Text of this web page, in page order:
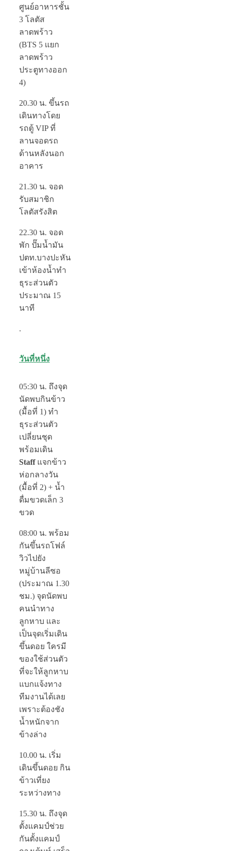
ศูนย์อาหารชั้น
3 โลตัส
ลาดพร้าว
(BTS 5 แยก
ลาดพร้าว
ประตูทางออก
4)
20.30 น. ขึ้นรถ
เดินทางโดย
รถตู้ VIP ที่
ลานจอดรถ
ด้านหลังนอก
อาคาร
21.30 น. จอด
รับสมาชิก
โลตัสรังสิต
22.30 น. จอด
พัก ปั๊มน้ำมัน
ปตท.บางปะหัน
เข้าห้องน้ำทำ
ธุระส่วนตัว
ประมาณ 15
นาที
.
วันที่หนึ่ง
05:30 น. ถึงจุด
นัดพบกินข้าว
(มื้อที่ 1) ทำ
ธุระส่วนตัว
เปลี่ยนชุด
พร้อมเดิน
Staff แจกข้าว
ห่อกลางวัน
(มื้อที่ 2) + น้ำ
ดื่มขวดเล็ก 3
ขวด
08:00 น. พร้อม
กันขึ้นรถโฟล์
วิวไปยัง
หมู่บ้านลีซอ
(ประมาณ 1.30
ชม.) จุดนัดพบ
คนนำทาง
ลูกหาบ และ
เป็นจุดเริ่มเดิน
ขึ้นดอย ใครมี
ของใช้ส่วนตัว
ที่จะให้ลูกหาบ
แบกแจ้งทาง
ทีมงานได้เลย
เพราะต้องชัง
น้ำหนักจาก
ข้างล่าง
10.00 น. เริ่ม
เดินขึ้นดอย กิน
ข้าวเที่ยง
ระหว่างทาง
15.30 น. ถึงจุด
ตั้งแคมป์ช่วย
กันตั้งแคมป์